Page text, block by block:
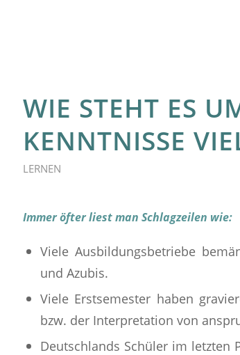
WIE STEHT ES
KENNTNISSE
LERNEN
Immer öfter liest man Schlagzeilen wie:
Viele Ausbildungsbetriebe
und Azubis.
Viele Erstsemester haben
bzw. der Interpretation von
Deutschlands Schüler im letzten